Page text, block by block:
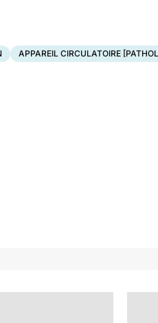
APPAREIL CIRCULATOIRE